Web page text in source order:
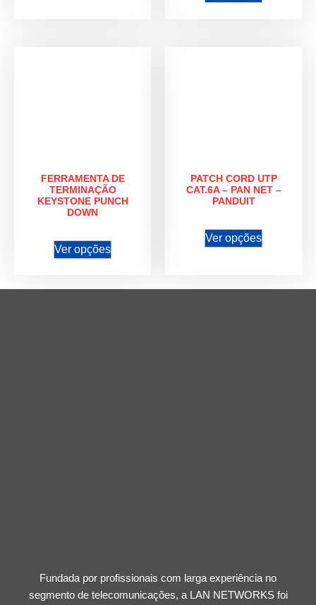
FERRAMENTA DE
TERMINAÇÃO
KEYSTONE PUNCH
DOWN
Ver opções
PATCH CORD UTP
CAT.6A – PAN NET –
PANDUIT
Ver opções
Fundada por profissionais com larga experiência no
segmento de telecomunicações, a LAN NETWORKS foi